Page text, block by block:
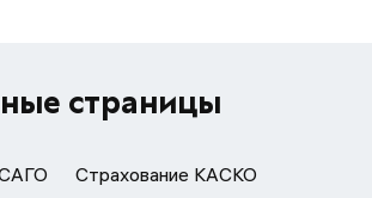
страницы
Страхование КАСКО